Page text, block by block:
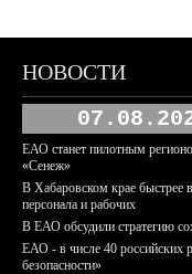
НОВОСТИ
ЕАО станет пилотным
«Сенеж»
В Хабаровском крае быстрее
персонала и рабочих
В ЕАО обсудили стратегию
ЕАО - в числе 40 российских
безопасности»